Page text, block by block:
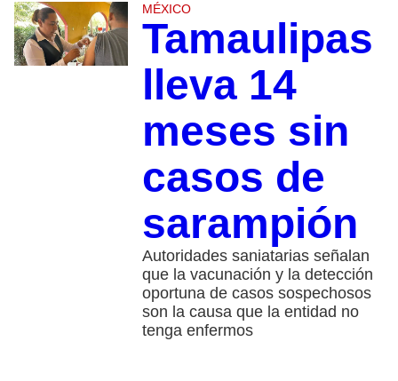
MÉXICO
Tamaulipas
lleva 14
meses sin
casos de
sarampión
Autoridades saniatarias señalan
que la vacunación y la detección
oportuna de casos sospechosos
son la causa que la entidad no
tenga enfermos